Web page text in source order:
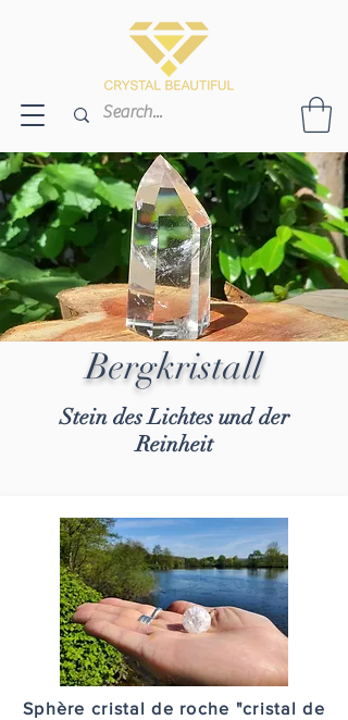
Bergkristall
Stein des Lichtes und der
Reinheit
Sphère cristal de roche "cristal de